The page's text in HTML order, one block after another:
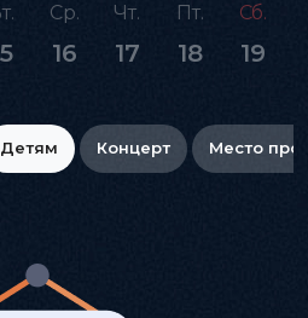
Ср.
16
Чт.
17
Пт.
18
Сб.
19
Детям Концерт Место